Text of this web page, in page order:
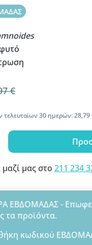
€
τελευταίων 30 ημερών: 28,79
μας στο 211 234
ΕΒΔΟΜΑΔΑΣ -
τα προϊόντα.
κωδικού